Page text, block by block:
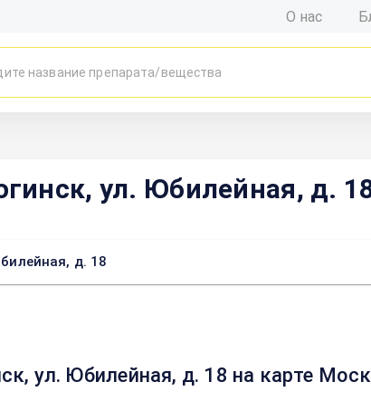
О нас
ул. Юбилейная, д.
д. 18
ул. Юбилейная, д. 18 на карте